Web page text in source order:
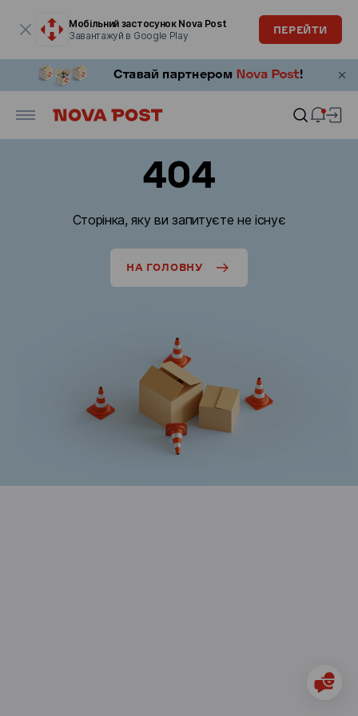
Мобільний застосунок Nova Post
Завантажуй в Google Play
ПЕРЕЙТИ
404
Сторінка, яку ви запитуєте не існує
НА ГОЛОВНУ